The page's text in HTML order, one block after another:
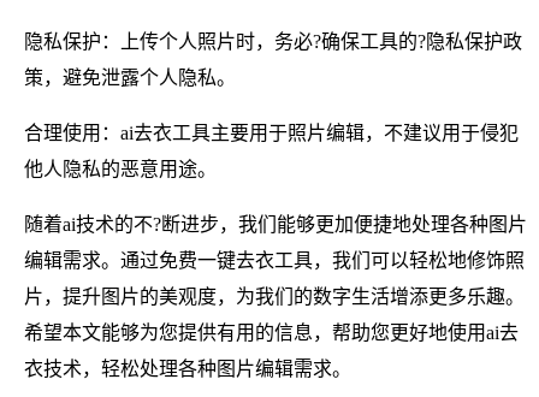
隐私保护：上传个人照片时，务必?确保工具的?隐私保护政
策，避免泄露个人隐私。
合理使用：ai去衣工具主要用于照片编辑，不建议用于侵犯
他人隐私的恶意用途。
随着ai技术的不?断进步，我们能够更加便捷地处理各种图片
编辑需求。通过免费一键去衣工具，我们可以轻松地修饰照
片，提升图片的美观度，为我们的数字生活增添更多乐趣。
希望本文能够为您提供有用的信息，帮助您更好地使用ai去
衣技术，轻松处理各种图片编辑需求。